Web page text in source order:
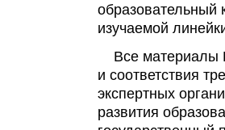
образовательный
изучаемой
Все материалы
и соответствия
экспертных
развития